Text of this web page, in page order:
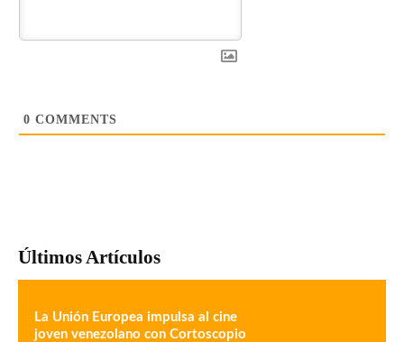
0 COMMENTS
Últimos Artículos
La Unión Europea impulsa al cine
joven venezolano con Cortoscopio